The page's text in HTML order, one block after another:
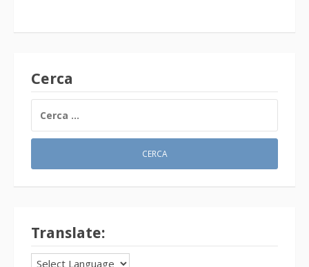
Cerca
PER:
Translate: